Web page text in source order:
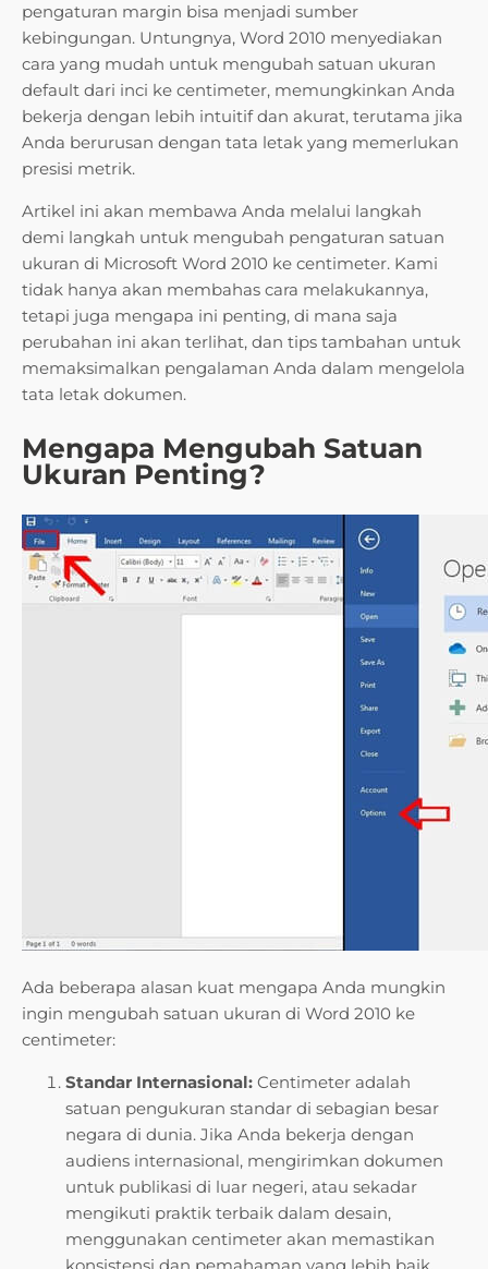
pengaturan margin bisa menjadi sumber
kebingungan. Untungnya, Word 2010 menyediakan
cara yang mudah untuk mengubah satuan ukuran
default dari inci ke centimeter, memungkinkan Anda
bekerja dengan lebih intuitif dan akurat, terutama jika
Anda berurusan dengan tata letak yang memerlukan
presisi metrik.
Artikel ini akan membawa Anda melalui langkah
demi langkah untuk mengubah pengaturan satuan
ukuran di Microsoft Word 2010 ke centimeter. Kami
tidak hanya akan membahas cara melakukannya,
tetapi juga mengapa ini penting, di mana saja
perubahan ini akan terlihat, dan tips tambahan untuk
memaksimalkan pengalaman Anda dalam mengelola
tata letak dokumen.
Mengapa Mengubah Satuan
Ukuran Penting?
Ada beberapa alasan kuat mengapa Anda mungkin
ingin mengubah satuan ukuran di Word 2010 ke
centimeter:
Standar Internasional: Centimeter adalah
satuan pengukuran standar di sebagian besar
negara di dunia. Jika Anda bekerja dengan
audiens internasional, mengirimkan dokumen
untuk publikasi di luar negeri, atau sekadar
mengikuti praktik terbaik dalam desain,
menggunakan centimeter akan memastikan